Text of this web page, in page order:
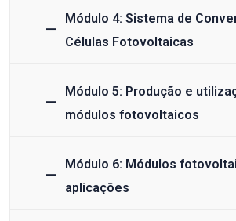
Módulo 4: Sistema de
Células Fotovoltaicas
Módulo 5: Produção e
módulos fotovoltaicos
Módulo 6: Módulos
aplicações